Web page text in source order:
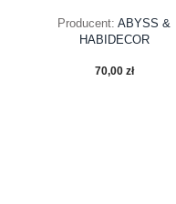
Producent: ABYSS &
HABIDECOR
70,00 zł